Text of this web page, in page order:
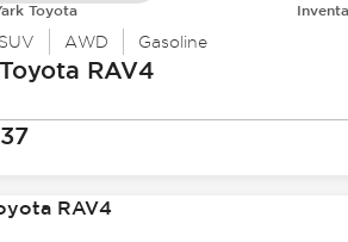
Toyota
SUV AWD Gasoline
RAV4